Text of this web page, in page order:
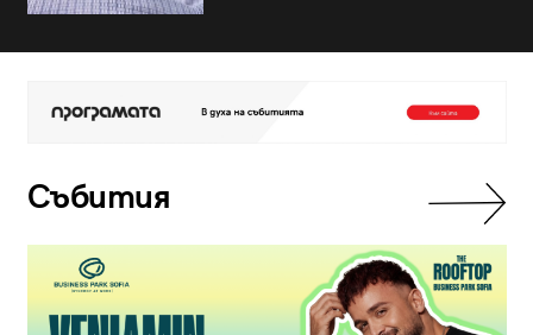
Събития